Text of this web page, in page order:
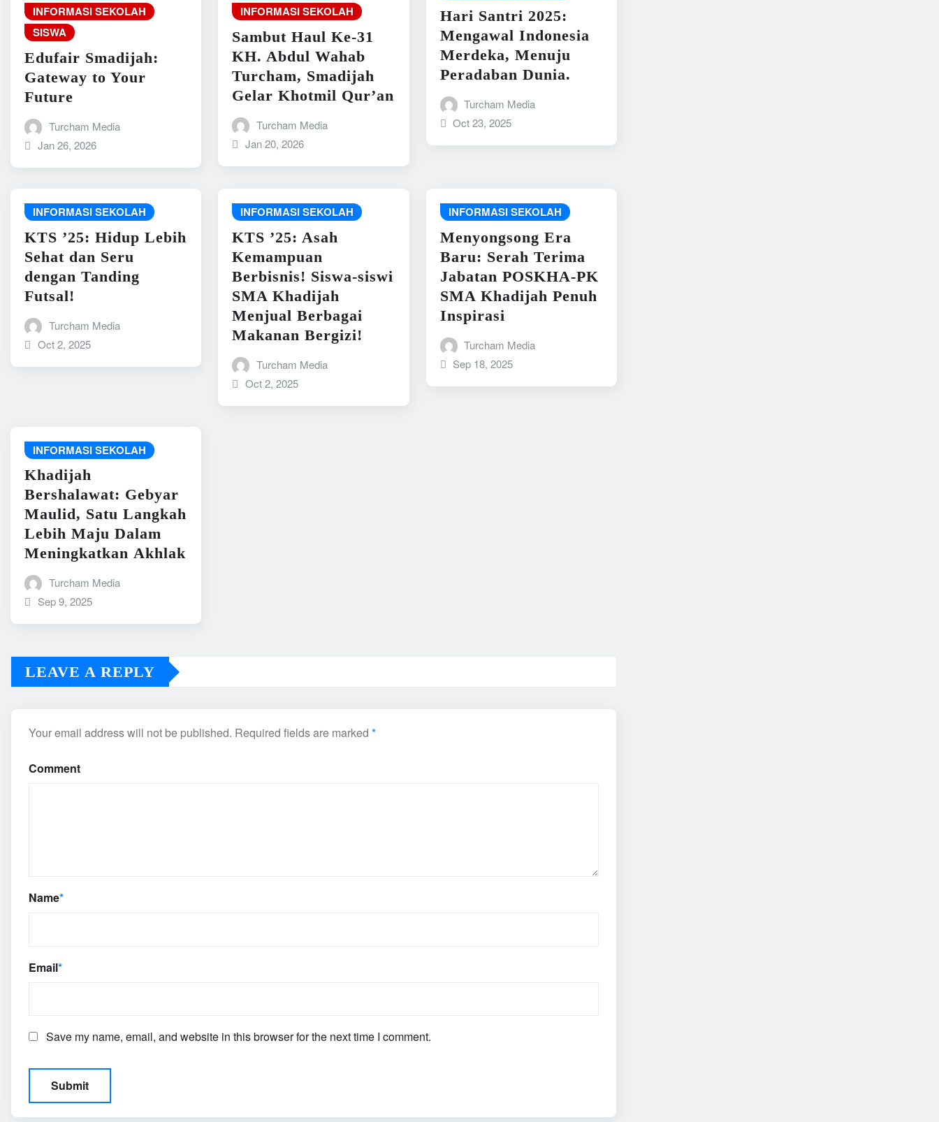
INFORMASI SEKOLAH
SISWA
Edufair Smadijah:
Gateway to Your
Future
Turcham Media
Jan 26, 2026
INFORMASI SEKOLAH
Sambut Haul Ke-31
KH. Abdul Wahab
Turcham, Smadijah
Gelar Khotmil Qur’an
Turcham Media
Jan 20, 2026
Hari Santri 2025:
Mengawal Indonesia
Merdeka, Menuju
Peradaban Dunia.
Turcham Media
Oct 23, 2025
INFORMASI SEKOLAH
KTS ’25: Hidup Lebih
Sehat dan Seru
dengan Tanding
Futsal!
Turcham Media
Oct 2, 2025
INFORMASI SEKOLAH
KTS ’25: Asah
Kemampuan
Berbisnis! Siswa-siswi
SMA Khadijah
Menjual Berbagai
Makanan Bergizi!
Turcham Media
Oct 2, 2025
INFORMASI SEKOLAH
Menyongsong Era
Baru: Serah Terima
Jabatan POSKHA-PK
SMA Khadijah Penuh
Inspirasi
Turcham Media
Sep 18, 2025
INFORMASI SEKOLAH
Khadijah
Bershalawat: Gebyar
Maulid, Satu Langkah
Lebih Maju Dalam
Meningkatkan Akhlak
Turcham Media
Sep 9, 2025
LEAVE A REPLY
Your email address will not be published. Required fields are marked *
Comment
Name*
Email*
Save my name, email, and website in this browser for the next time I comment.